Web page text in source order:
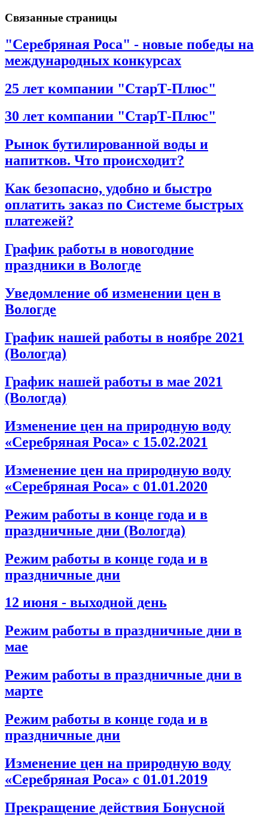
Связанные страницы
"Серебряная Роса" - новые победы на
международных конкурсах
25 лет компании "СтарТ-Плюс"
30 лет компании "СтарТ-Плюс"
Рынок бутилированной воды и
напитков. Что происходит?
Как безопасно, удобно и быстро
оплатить заказ по Системе быстрых
платежей?
График работы в новогодние
праздники в Вологде
Уведомление об изменении цен в
Вологде
График нашей работы в ноябре 2021
(Вологда)
График нашей работы в мае 2021
(Вологда)
Изменение цен на природную воду
«Серебряная Роса» с 15.02.2021
Изменение цен на природную воду
«Серебряная Роса» с 01.01.2020
Режим работы в конце года и в
праздничные дни (Вологда)
Режим работы в конце года и в
праздничные дни
12 июня - выходной день
Режим работы в праздничные дни в
мае
Режим работы в праздничные дни в
марте
Режим работы в конце года и в
праздничные дни
Изменение цен на природную воду
«Серебряная Роса» с 01.01.2019
Прекращение действия Бонусной